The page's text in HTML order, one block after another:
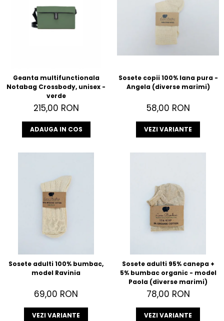
Geanta multifunctionala
Notabag Crossbody, unisex -
verde
215,00 RON
ADAUGA IN COS
Sosete copii 100% lana pura -
Angela (diverse marimi)
58,00 RON
VEZI VARIANTE
Sosete adulti 100% bumbac,
model Ravinia
69,00 RON
VEZI VARIANTE
Sosete adulti 95% canepa +
5% bumbac organic - model
Paola (diverse marimi)
78,00 RON
VEZI VARIANTE